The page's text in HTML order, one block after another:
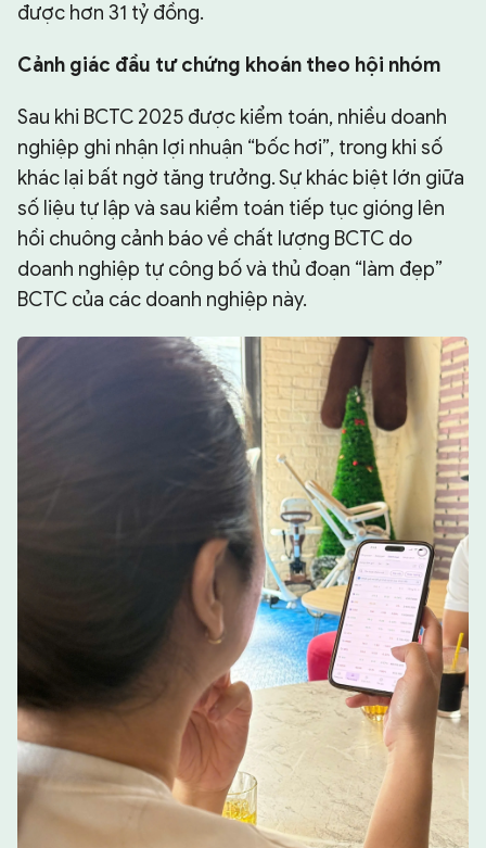
được hơn 31 tỷ đồng.
Cảnh giác đầu tư chứng khoán theo hội nhóm
Sau khi BCTC 2025 được kiểm toán, nhiều doanh
nghiệp ghi nhận lợi nhuận “bốc hơi”, trong khi số
khác lại bất ngờ tăng trưởng. Sự khác biệt lớn giữa
số liệu tự lập và sau kiểm toán tiếp tục gióng lên
hồi chuông cảnh báo về chất lượng BCTC do
doanh nghiệp tự công bố và thủ đoạn “làm đẹp”
BCTC của các doanh nghiệp này.